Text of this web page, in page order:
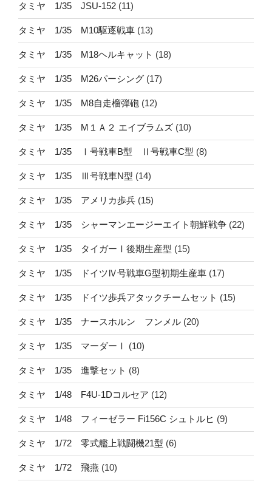
タミヤ 1/35 JSU-152 (11)
タミヤ 1/35 M10駆逐戦車 (13)
タミヤ 1/35 M18ヘルキャット (18)
タミヤ 1/35 M26パーシング (17)
タミヤ 1/35 M8自走榴弾砲 (12)
タミヤ 1/35 M１Ａ２ エイブラムズ (10)
タミヤ 1/35 Ⅰ号戦車B型 Ⅱ号戦車C型 (8)
タミヤ 1/35 Ⅲ号戦車N型 (14)
タミヤ 1/35 アメリカ歩兵 (15)
タミヤ 1/35 シャーマンエージーエイト朝鮮戦争 (22)
タミヤ 1/35 タイガーⅠ後期生産型 (15)
タミヤ 1/35 ドイツⅣ号戦車G型初期生産車 (17)
タミヤ 1/35 ドイツ歩兵アタックチームセット (15)
タミヤ 1/35 ナースホルン フンメル (20)
タミヤ 1/35 マーダーⅠ (10)
タミヤ 1/35 進撃セット (8)
タミヤ 1/48 F4U-1Dコルセア (12)
タミヤ 1/48 フィーゼラー Fi156C シュトルヒ (9)
タミヤ 1/72 零式艦上戦闘機21型 (6)
タミヤ 1/72 飛燕 (10)